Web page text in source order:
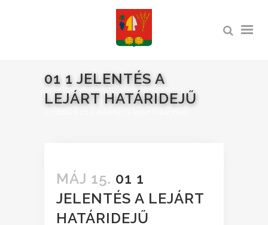
01 1 JELENTÉS A
LEJÁRT HATÁRIDEJŰ
MÁJ 15. 01 1
JELENTÉS A LEJÁRT
HATÁRIDEJŰ